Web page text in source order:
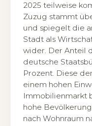
2025 teilweise
Zuzug stammt
und spiegelt die
Stadt als
wider. Der Anteil
deutsche
Prozent. Diese
einem hohen
Immobilienmarkt
hohe
nach Wohnraum